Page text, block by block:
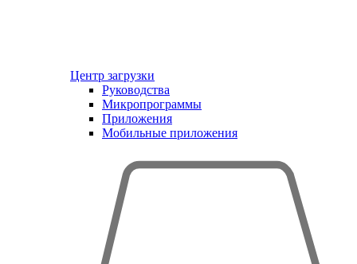
Центр загрузки
Руководства
Микропрограммы
Приложения
Мобильные приложения